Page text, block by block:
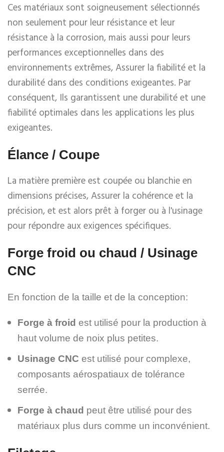
Ces matériaux sont soigneusement sélectionnés
non seulement pour leur résistance et leur
résistance à la corrosion, mais aussi pour leurs
performances exceptionnelles dans des
environnements extrêmes, Assurer la fiabilité et la
durabilité dans des conditions exigeantes. Par
conséquent, Ils garantissent une durabilité et une
fiabilité optimales dans les applications les plus
exigeantes.
Élance / Coupe
La matière première est coupée ou blanchie en
dimensions précises, Assurer la cohérence et la
précision, et est alors prêt à forger ou à l'usinage
pour répondre aux exigences spécifiques.
Forge froid ou chaud / Usinage
CNC
En fonction de la taille et de la conception:
Forge à froid est utilisé pour la production à
haut volume de noix plus petites.
Usinage CNC est utilisé pour complexe,
composants aérospatiaux de tolérance
serrée.
Forge à chaud peut être utilisé pour des
matériaux plus durs comme un inconvénient.